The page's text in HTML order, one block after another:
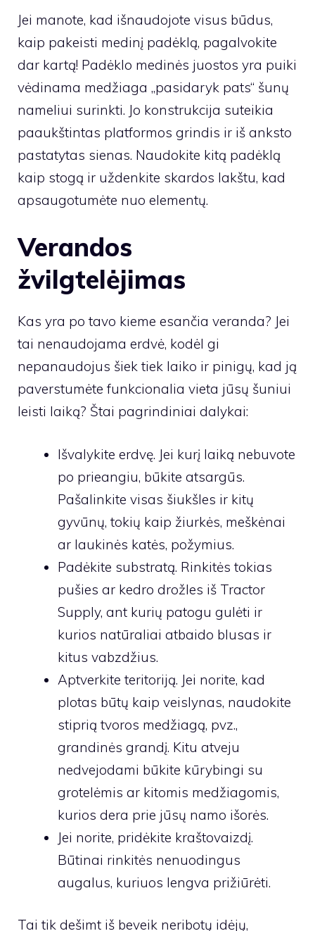
Jei manote, kad išnaudojote visus būdus,
kaip pakeisti medinį padėklą, pagalvokite
dar kartą! Padėklo medinės juostos yra puiki
vėdinama medžiaga „pasidaryk pats“ šunų
nameliui surinkti. Jo konstrukcija suteikia
paaukštintas platformos grindis ir iš anksto
pastatytas sienas. Naudokite kitą padėklą
kaip stogą ir uždenkite skardos lakštu, kad
apsaugotumėte nuo elementų.
Verandos
žvilgtelėjimas
Kas yra po tavo kieme esančia veranda? Jei
tai nenaudojama erdvė, kodėl gi
nepanaudojus šiek tiek laiko ir pinigų, kad ją
paverstumėte funkcionalia vieta jūsų šuniui
leisti laiką? Štai pagrindiniai dalykai:
Išvalykite erdvę. Jei kurį laiką nebuvote
po prieangiu, būkite atsargūs.
Pašalinkite visas šiukšles ir kitų
gyvūnų, tokių kaip žiurkės, meškėnai
ar laukinės katės, požymius.
Padėkite substratą. Rinkitės tokias
pušies ar kedro drožles iš Tractor
Supply, ant kurių patogu gulėti ir
kurios natūraliai atbaido blusas ir
kitus vabzdžius.
Aptverkite teritoriją. Jei norite, kad
plotas būtų kaip veislynas, naudokite
stiprią tvoros medžiagą, pvz.,
grandinės grandį. Kitu atveju
nedvejodami būkite kūrybingi su
grotelėmis ar kitomis medžiagomis,
kurios dera prie jūsų namo išorės.
Jei norite, pridėkite kraštovaizdį.
Būtinai rinkitės nenuodingus
augalus, kuriuos lengva prižiūrėti.
Tai tik dešimt iš beveik neribotų idėjų,